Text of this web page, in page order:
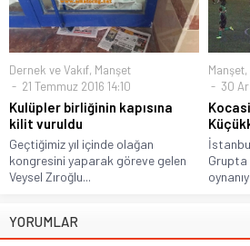
Dernek ve Vakıf, Manşet
21 Temmuz 2016 14:10
Kulüpler birliğinin kapısına
kilit vuruldu
Geçtiğimiz yıl içinde olağan
kongresini yaparak göreve gelen
Veysel Zıroğlu...
Manşet,
30
Grupta
YORUMLAR